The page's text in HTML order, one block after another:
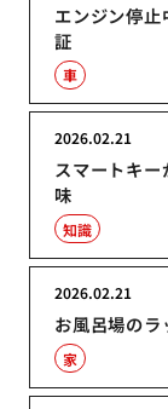
エンジン停
証
車
スマートキ
味
2026.02.21
知識
お風呂場の
2026.02.21
家